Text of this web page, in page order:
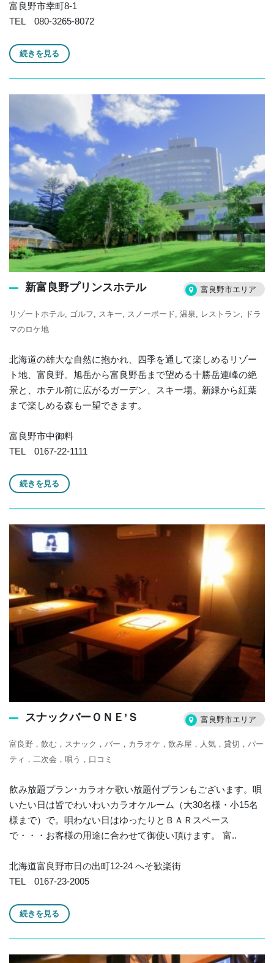
富良野市幸町8-1
TEL 080-3265-8072
続きを見る
新富良野プリンスホテル 富良野市エリア
リゾートホテル ゴルフ スキー スノーボード 温泉 レストラン
ドラ
マのロケ地
北海道の雄大な自然に抱かれ、四季を通して楽しめるリゾー
ト地、富良野。旭岳から富良野岳まで望める十勝岳連峰の絶
景と、ホテル前に広がるガーデン、スキー場。新緑から紅葉
まで楽しめる森も一望できます。
富良野市中御料
TEL 0167-22-1111
続きを見る
スナックバーＯＮＥ’Ｓ 富良野市エリア
富良野，飲む，スナック，バー，カラオケ，飲み屋，人気，貸切，パー
ティ，二次会，唄う，口コミ
飲み放題プラン･カラオケ歌い放題付プランもございます。唄
いたい日は皆でわいわいカラオケルーム（大30名様・小15名
様まで）で。唄わない日はゆったりとＢＡＲスペース
で・・・お客様の用途に合わせて御使い頂けます。 富..
北海道富良野市日の出町12-24 へそ歓楽街
TEL 0167-23-2005
続きを見る